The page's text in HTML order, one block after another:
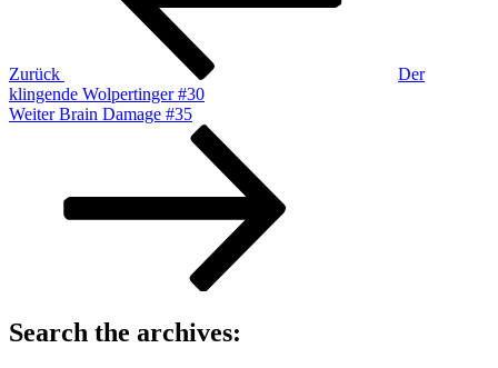
Zurück
Der
klingende Wolpertinger #30
Nächster
Weiter Brain Damage #35
Search the archives: